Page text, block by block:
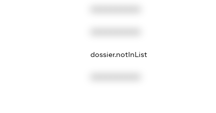
dossier.notInList